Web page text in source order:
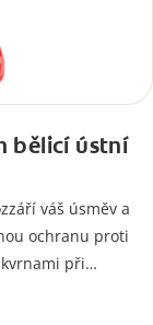
bělicí ústní
váš úsměv a
ochranu proti
při